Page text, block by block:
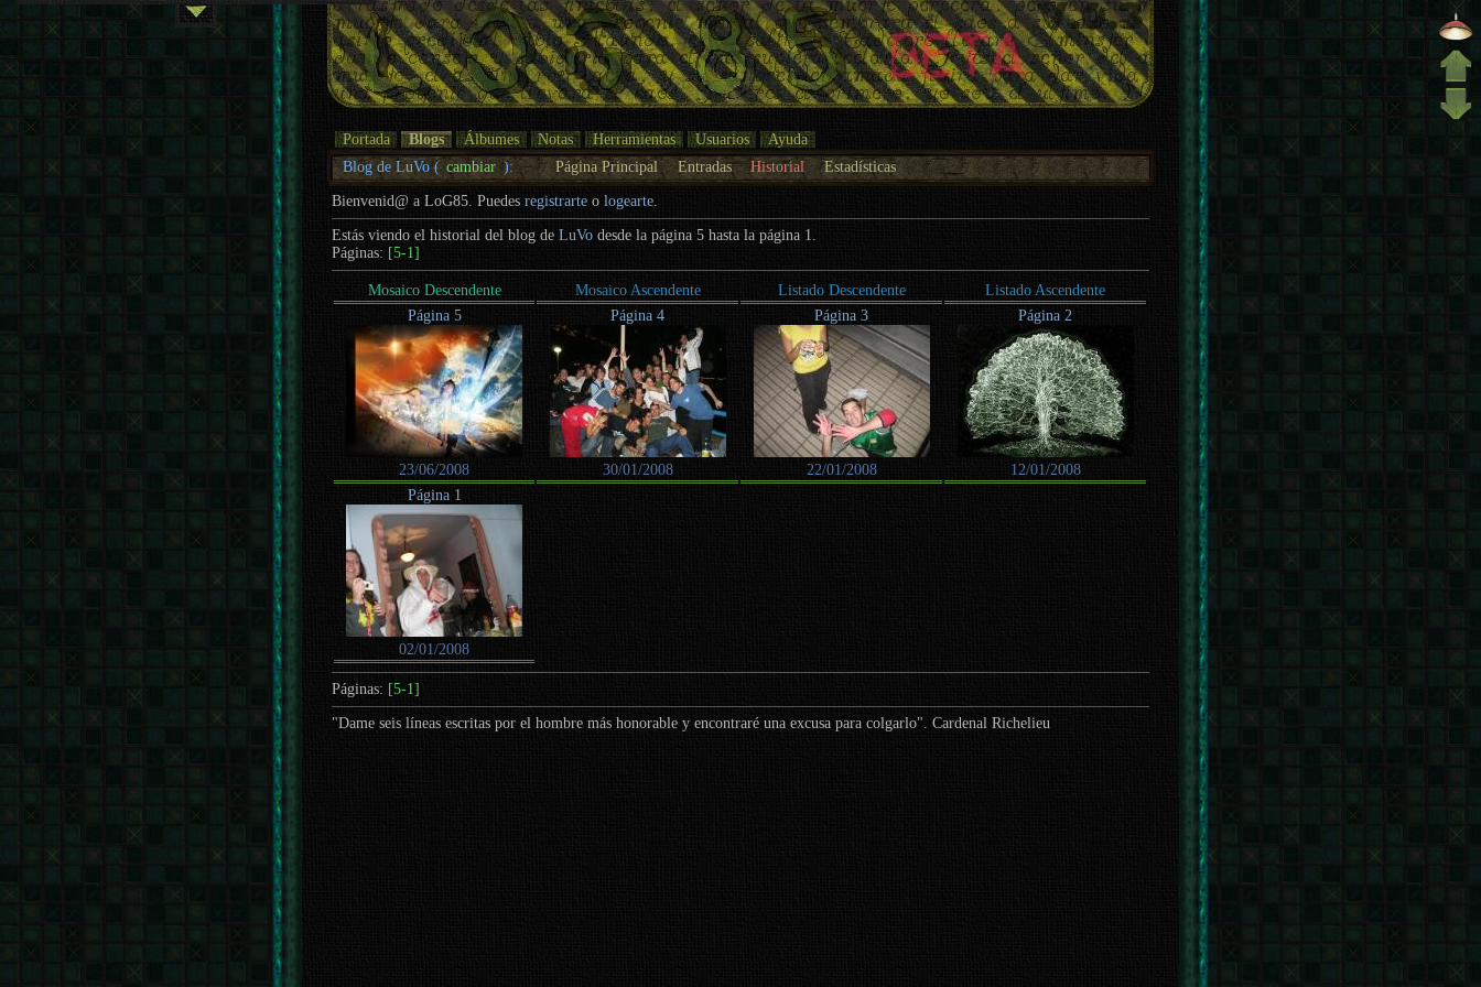
Portada Blogs Álbumes Notas Herramientas Usuarios
Ayuda
Blog de LuVo ( cambiar ): Página Principal Entradas Historial Estadísticas
Bienvenid@ a LoG85. Puedesregistrarte ologearte.
Estás viendo el historial del blog deLuVo desde la página 5 hasta la página 1.
Páginas: [5-1]
Mosaico Descendente Mosaico Ascendente Listado Descendente
Listado Ascendente
Página 5
23/06/2008
Página 4
30/01/2008
Página 3
22/01/2008
Página 2
12/01/2008
Página 1
02/01/2008
Páginas: [5-1]
"Dame seis líneas escritas por el hombre más honorable y encontraré una excusa para colgarlo". Cardenal Richelieu